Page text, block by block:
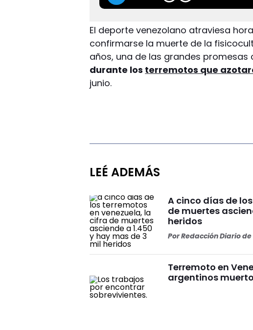
El deporte venezolano atraviesa
confirmarse la muerte de la
años, una de las grandes promesas
durante los terremotos que
junio.
LEÉ ADEMÁS
A cinco días de
de muertes
heridos
PorRedacción Diario
Terremoto en
argentinos